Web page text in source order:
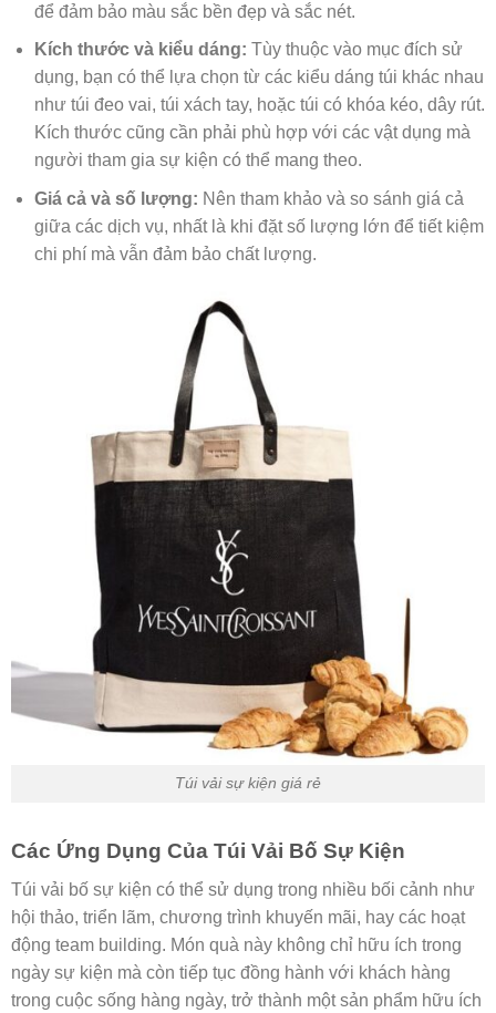
để đảm bảo màu sắc bền đẹp và sắc nét.
Kích thước và kiểu dáng: Tùy thuộc vào mục đích sử
dụng, bạn có thể lựa chọn từ các kiểu dáng túi khác nhau
như túi đeo vai, túi xách tay, hoặc túi có khóa kéo, dây rút.
Kích thước cũng cần phải phù hợp với các vật dụng mà
người tham gia sự kiện có thể mang theo.
Giá cả và số lượng: Nên tham khảo và so sánh giá cả
giữa các dịch vụ, nhất là khi đặt số lượng lớn để tiết kiệm
chi phí mà vẫn đảm bảo chất lượng.
Túi vải sự kiện giá rẻ
Các Ứng Dụng Của Túi Vải Bố Sự Kiện
Túi vải bố sự kiện có thể sử dụng trong nhiều bối cảnh như
hội thảo, triển lãm, chương trình khuyến mãi, hay các hoạt
động team building. Món quà này không chỉ hữu ích trong
ngày sự kiện mà còn tiếp tục đồng hành với khách hàng
trong cuộc sống hàng ngày, trở thành một sản phẩm hữu ích